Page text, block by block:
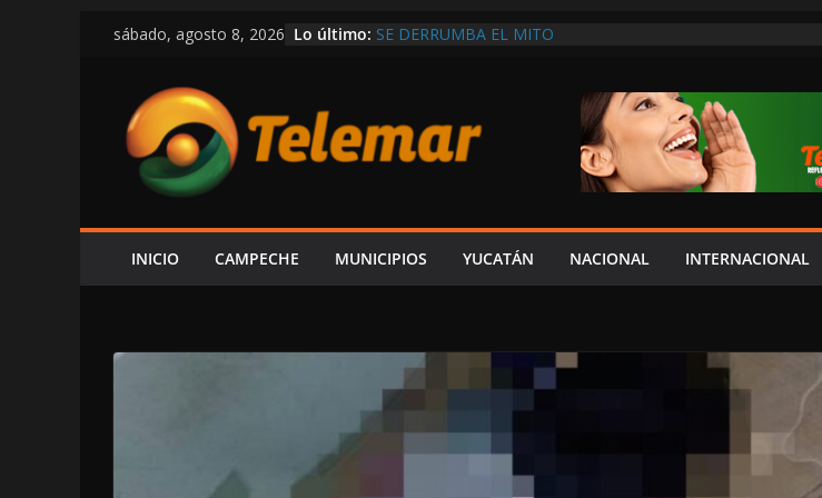
Saltar
contenido
sábado, agosto 8, 2026 Lo último: SE DERRUMBA EL MITO
REPUBLICANA; “HASTA MADRID LE LLEGAN LAS CRÍTICAS”
EN LAS TRIPAS DEL JAGUAR: 08 DE AGOSTO DE 2026
CAPTAN A LAYDA EN UNA DE LAS CADENAS DE ARTÍCULOS
DE LUJO MÁS GRANDES DE EUROPA: MARCEL CARRILLO
VIVE CAMPECHE SU PEOR MOMENTO: PAN; LA ECONOMÍA
OBRAS Y MEDIOS CRÍTICOS SON CENSURADOS
INICIO
CAMPECHE MUNICIPIOS YUCATÁN NACIONAL INTERNACIONAL